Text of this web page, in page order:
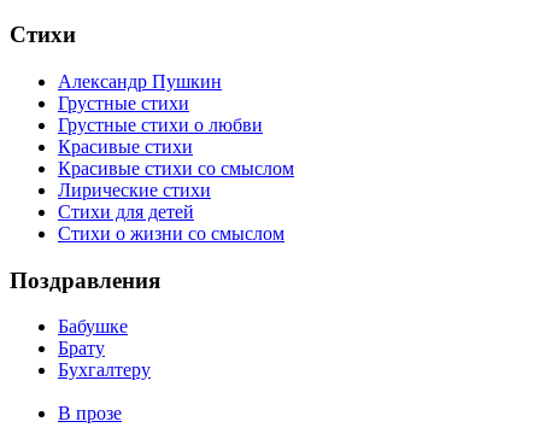
Стихи
Александр Пушкин
Грустные стихи
Грустные стихи о любви
Красивые стихи
Красивые стихи со смыслом
Лирические стихи
Стихи для детей
Стихи о жизни со смыслом
Поздравления
Бабушке
Брату
Бухгалтеру
В прозе